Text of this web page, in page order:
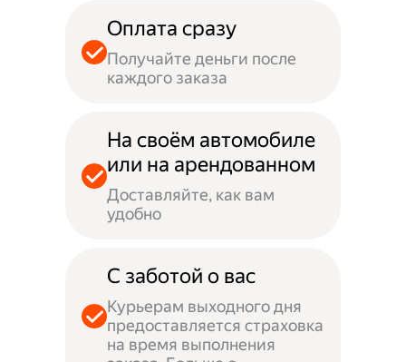
Оплата сразу
Получайте деньги после
каждого заказа
На своём автомобиле
или на арендованном
Доставляйте, как вам
удобно
С заботой о вас
Курьерам выходного дня
предоставляется страховка
на время выполнения